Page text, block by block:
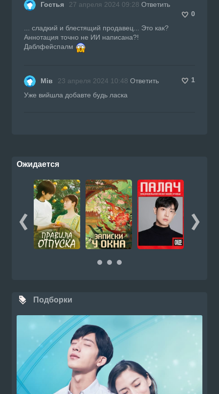
Гостья 27 апреля 2024 09:28 Ответить
0
... сладкий и блестящий продавец... Это как?
Аннотация точно не ИИ написана?!
Даблфейспалм
Мів 23 апреля 2024 10:48 Ответить
1
Уже вийшла добавте будь ласка
Ожидается
Подборки